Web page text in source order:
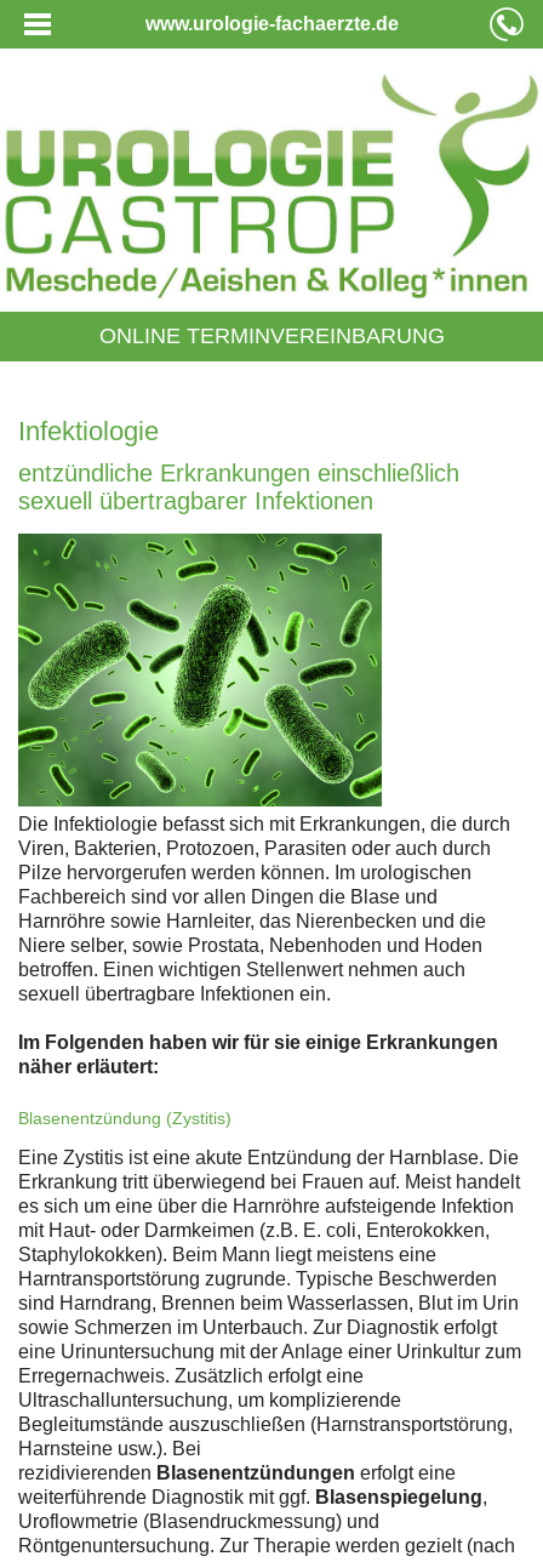
www.urologie-fachaerzte.de
ONLINE TERMINVEREINBARUNG
Infektiologie
entzündliche Erkrankungen einschließlich
sexuell übertragbarer Infektionen
Die Infektiologie befasst sich mit Erkrankungen, die durch
Viren, Bakterien, Protozoen, Parasiten oder auch durch
Pilze hervorgerufen werden können. Im urologischen
Fachbereich sind vor allen Dingen die Blase und
Harnröhre sowie Harnleiter, das Nierenbecken und die
Niere selber, sowie Prostata, Nebenhoden und Hoden
betroffen. Einen wichtigen Stellenwert nehmen auch
sexuell übertragbare Infektionen ein.
Im Folgenden haben wir für sie einige Erkrankungen
näher erläutert:
Blasenentzündung (Zystitis)
Eine Zystitis ist eine akute Entzündung der Harnblase. Die
Erkrankung tritt überwiegend bei Frauen auf. Meist handelt
es sich um eine über die Harnröhre aufsteigende Infektion
mit Haut- oder Darmkeimen (z.B. E. coli, Enterokokken,
Staphylokokken). Beim Mann liegt meistens eine
Harntransportstörung zugrunde. Typische Beschwerden
sind Harndrang, Brennen beim Wasserlassen, Blut im Urin
sowie Schmerzen im Unterbauch. Zur Diagnostik erfolgt
eine Urinuntersuchung mit der Anlage einer Urinkultur zum
Erregernachweis. Zusätzlich erfolgt eine
Ultraschalluntersuchung, um komplizierende
Begleitumstände auszuschließen (Harnstransportstörung,
Harnsteine usw.). Bei
rezidivierenden Blasenentzündungen erfolgt eine
weiterführende Diagnostik mit ggf. Blasenspiegelung,
Uroflowmetrie (Blasendruckmessung) und
Röntgenuntersuchung. Zur Therapie werden gezielt (nach